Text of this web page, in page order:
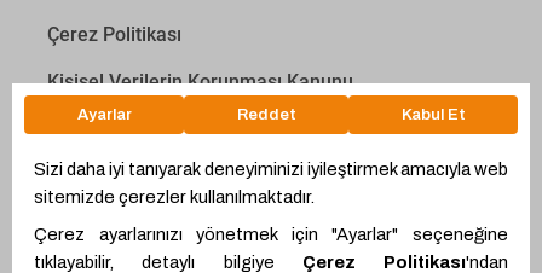
WhatsApp
Teklif Hattı
Çerez Politikası
Kişisel Verilerin Korunması Kanunu
İletişim Aydınlatma Metni
Proyakıt
Ödeme Hesaplama Aracı